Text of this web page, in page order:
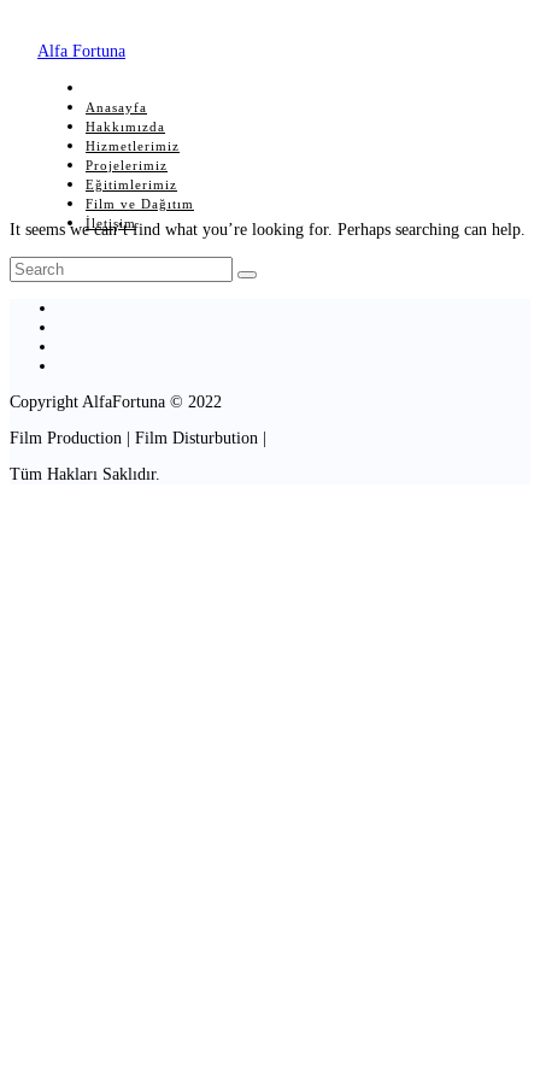
Alfa Fortuna
Anasayfa
Hakkımızda
Hizmetlerimiz
Projelerimiz
Eğitimlerimiz
Film ve Dağıtım
İletişim
It seems we can’t find what you’re looking for. Perhaps searching can help.
Copyright AlfaFortuna © 2022
Film Production | Film Disturbution |
Tüm Hakları Saklıdır.